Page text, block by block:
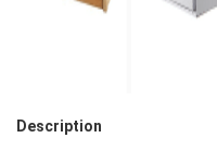
Description